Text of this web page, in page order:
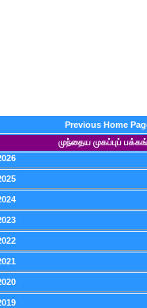
Previous Home
முந்தைய முகப்புப்